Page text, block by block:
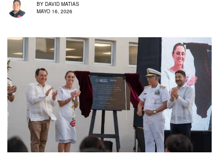
BY DAVID MATIAS
MAYO 16, 2026